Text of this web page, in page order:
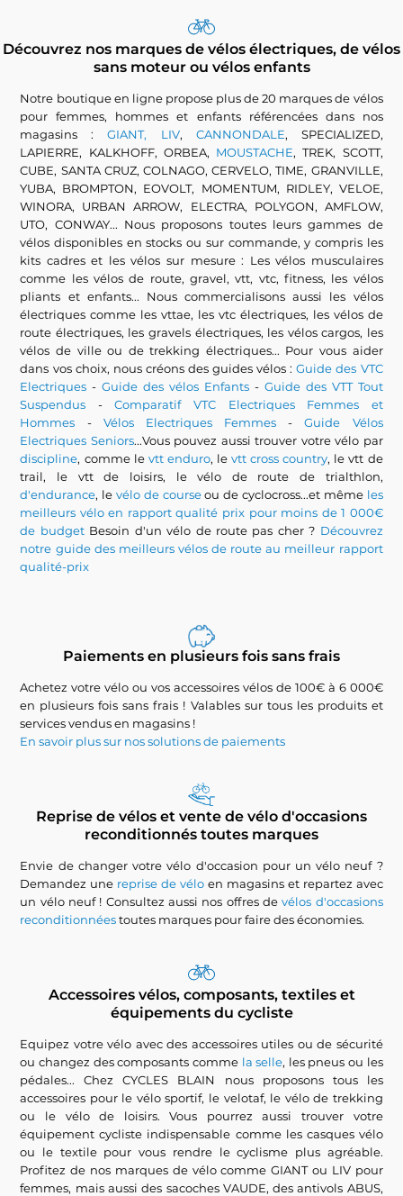
Découvrez nos marques de vélos électriques, de vélos
sans moteur ou vélos enfants
Notre boutique en ligne propose plus de 20 marques de vélos
pour femmes, hommes et enfants référencées dans nos
magasins :GIANT, LIV, CANNONDALE, SPECIALIZED,
LAPIERRE, KALKHOFF, ORBEA, MOUSTACHE, TREK, SCOTT,
CUBE, SANTA CRUZ, COLNAGO, CERVELO, TIME, GRANVILLE,
YUBA, BROMPTON, EOVOLT, MOMENTUM, RIDLEY, VELOE,
WINORA, URBAN ARROW, ELECTRA, POLYGON, AMFLOW,
UTO, CONWAY... Nous proposons toutes leurs gammes de
vélos disponibles en stocks ou sur commande, y compris les
kits cadres et les vélos sur mesure : Les vélos musculaires
comme les vélos de route, gravel, vtt, vtc, fitness, les vélos
pliants et enfants... Nous commercialisons aussi les vélos
électriques comme les vttae, les vtc électriques, les vélos de
route électriques, les gravels électriques, les vélos cargos, les
vélos de ville ou de trekking électriques... Pour vous aider
dans vos choix, nous créons des guides vélos :Guide des VTC
Electriques -Guide des vélos Enfants - Guide des VTT Tout
Suspendus -Comparatif VTC Electriques Femmes et
Hommes - Vélos Electriques Femmes -Guide Vélos
Electriques Seniors...Vous pouvez aussi trouver votre vélo par
discipline, comme le vtt enduro, levtt cross country, le vtt de
trail, le vtt de loisirs, le vélo de route de trialthlon,
d'endurance, levélo de courseou de cyclocross...et même les
meilleurs vélo en rapport qualité prix pour moins de 1 000€
de budgetBesoin d'un vélo de route pas cher ? Découvrez
notre guide des meilleurs vélos de route au meilleur rapport
qualité-prix
Paiements en plusieurs fois sans frais
Achetez votre vélo ou vos accessoires vélos de 100€ à 6 000€
en plusieurs fois sans frais ! Valables sur tous les produits et
services vendus en magasins !
En savoir plus sur nos solutions de paiements
Reprise de vélos et vente de vélo d'occasions
reconditionnés toutes marques
Envie de changer votre vélo d'occasion pour un vélo neuf ?
Demandez une reprise de vélo en magasins et repartez avec
un vélo neuf ! Consultez aussi nos offres devélos d'occasions
reconditionnéestoutes marques pour faire des économies.
Accessoires vélos, composants, textiles et
équipements du cycliste
Equipez votre vélo avec des accessoires utiles ou de sécurité
ou changez des composants comme la selle, les pneus ou les
pédales... Chez CYCLES BLAIN nous proposons tous les
accessoires pour le vélo sportif, le velotaf, le vélo de trekking
ou le vélo de loisirs. Vous pourrez aussi trouver votre
équipement cycliste indispensable comme les casques vélo
ou le textile pour vous rendre le cyclisme plus agréable.
Profitez de nos marques de vélo comme GIANT ou LIV pour
femmes, mais aussi des sacoches VAUDE, des antivols ABUS,